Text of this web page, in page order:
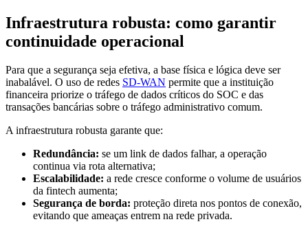
Infraestrutura robusta: como garantir
continuidade operacional
Para que a segurança seja efetiva, a base física e lógica deve ser
inabalável. O uso de redes SD-WAN permite que a instituição
financeira priorize o tráfego de dados críticos do SOC e das
transações bancárias sobre o tráfego administrativo comum.
A infraestrutura robusta garante que:
Redundância: se um link de dados falhar, a operação
continua via rota alternativa;
Escalabilidade: a rede cresce conforme o volume de usuários
da fintech aumenta;
Segurança de borda: proteção direta nos pontos de conexão,
evitando que ameaças entrem na rede privada.